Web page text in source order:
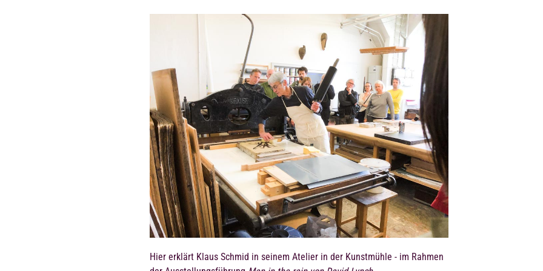
Hier erklärt Klaus Schmid in seinem Atelier in der Kunstmühle - im Rahmen